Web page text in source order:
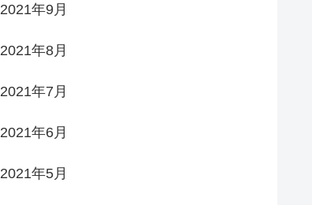
2021年9月
2021年8月
2021年7月
2021年6月
2021年5月